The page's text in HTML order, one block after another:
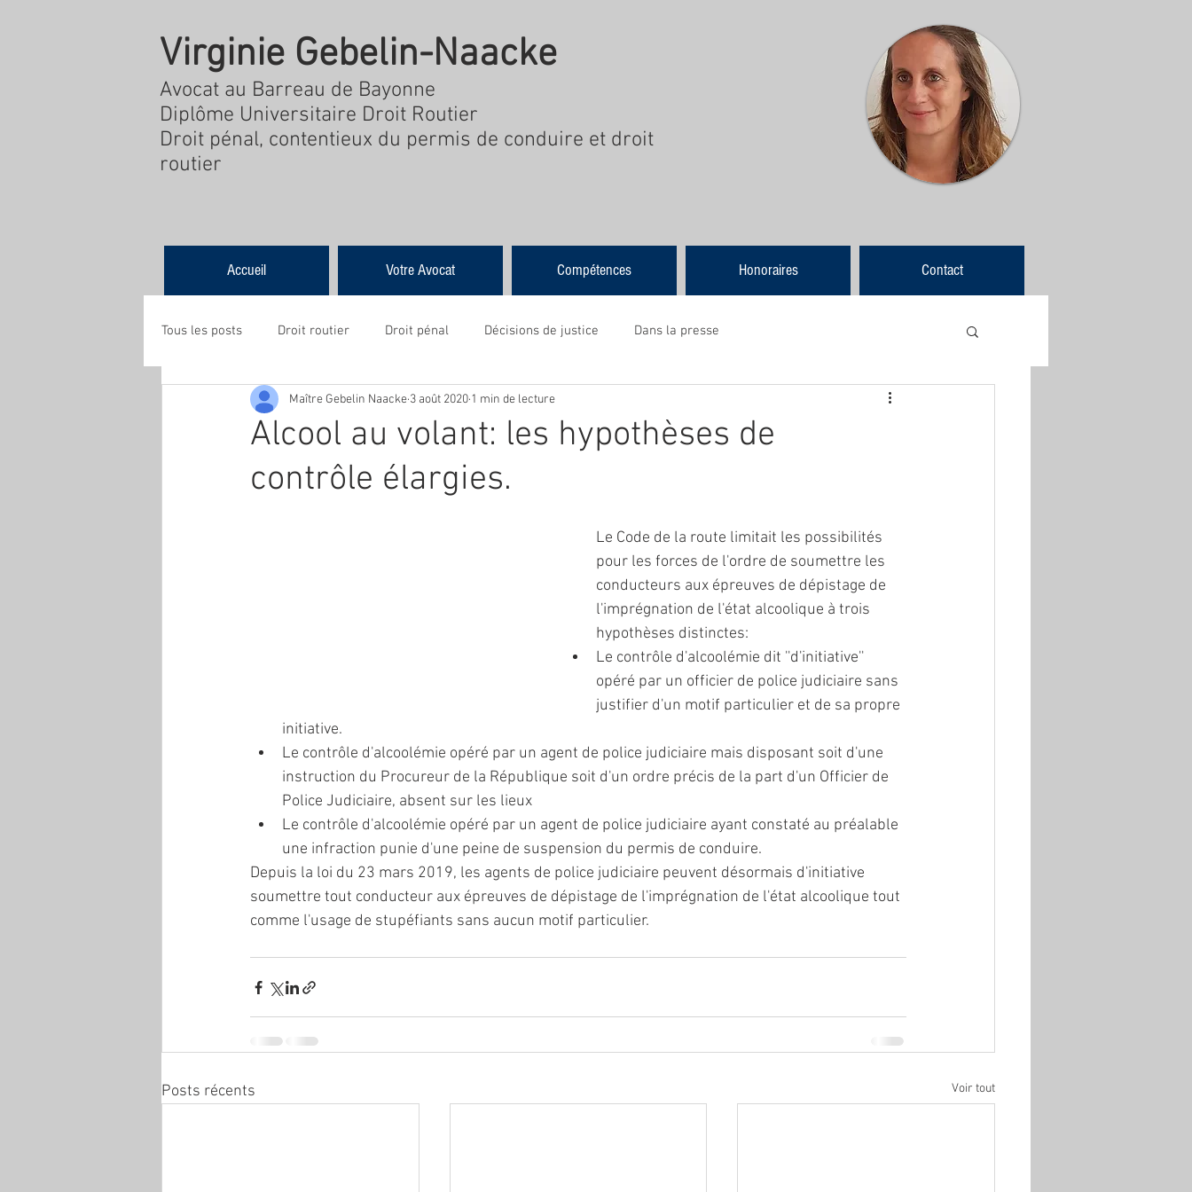
Virginie Gebelin-Naacke
Avocat au Barreau de Bayonne
Diplôme Universitaire Droit Routier
Droit pénal, contentieux du permis de conduire et droit
routier
Accueil Votre Avocat Compétences Honoraires Contact
Tous les posts Droit routier Droit pénal Décisions de justice Dans la presse
Alcool au volant: les hypothèses de
contrôle élargies.
Maître Gebelin Naacke 3 août 2020 1 min de lecture
Le Code de la route limitait les possibilités
pour les forces de l'ordre de soumettre les
conducteurs aux épreuves de dépistage de
l'imprégnation de l'état alcoolique à trois
hypothèses distinctes:
Le contrôle d'alcoolémie dit ''d'initiative''
opéré par un officier de police judiciaire sans
justifier d'un motif particulier et de sa propre
initiative.
Le contrôle d'alcoolémie opéré par un agent de police judiciaire mais disposant soit d'une
instruction du Procureur de la République soit d'un ordre précis de la part d'un Officier de
Police Judiciaire, absent sur les lieux
Le contrôle d'alcoolémie opéré par un agent de police judiciaire ayant constaté au préalable
une infraction punie d'une peine de suspension du permis de conduire.
Depuis la loi du 23 mars 2019, les agents de police judiciaire peuvent désormais d'initiative
soumettre tout conducteur aux épreuves de dépistage de l'imprégnation de l'état alcoolique tout
comme l'usage de stupéfiants sans aucun motif particulier.
Posts récents Voir tout